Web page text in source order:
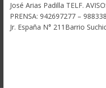
José Arias Padilla TELF.
PRENSA: 942697277 –
Jr. España N° 211Barrio